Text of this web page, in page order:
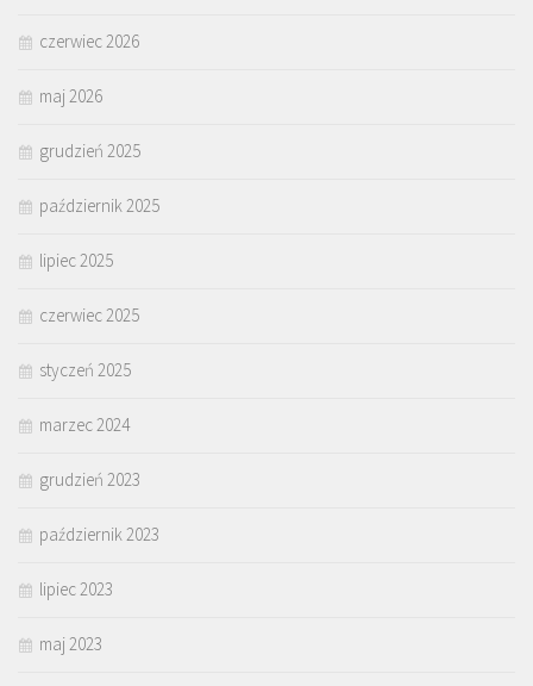
czerwiec 2026
maj 2026
grudzień 2025
październik 2025
lipiec 2025
czerwiec 2025
styczeń 2025
marzec 2024
grudzień 2023
październik 2023
lipiec 2023
maj 2023